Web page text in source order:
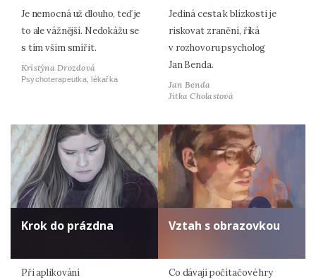
Je nemocná už dlouho, teď je
to ale vážnější. Nedokážu se
s tím vším smířit.
Kristýna Drozdová
Psychoterapeutka, lékařka
Jediná cesta k blízkosti je
riskovat zranění, říká
v rozhovoru psycholog
Jan Benda.
Jan Benda
Jitka Cholastová
Krok do prázdna
Při aplikování
Vztah s obrazovkou
Co dávají počítačové hry